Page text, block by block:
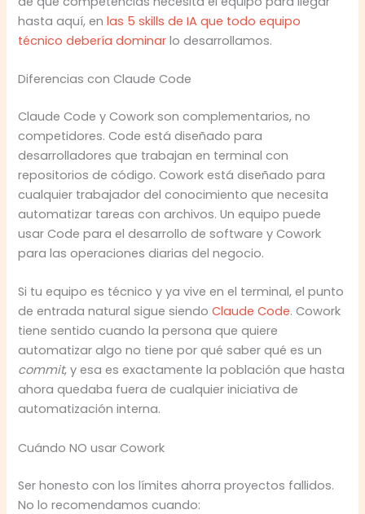
hasta aquí, enlas 5 skills de IA que todo equipo
técnico debería dominar lo desarrollamos.
Diferencias con Claude Code
Claude Code y Cowork son complementarios, no
competidores. Code está diseñado para
desarrolladores que trabajan en terminal con
repositorios de código. Cowork está diseñado para
cualquier trabajador del conocimiento que necesita
automatizar tareas con archivos. Un equipo puede
usar Code para el desarrollo de software y Cowork
para las operaciones diarias del negocio.
Si tu equipo es técnico y ya vive en el terminal, el punto
de entrada natural sigue siendoClaude Code. Cowork
tiene sentido cuando la persona que quiere
automatizar algo no tiene por qué saber qué es un
commit, y esa es exactamente la población que hasta
ahora quedaba fuera de cualquier iniciativa de
automatización interna.
Cuándo NO usar Cowork
Ser honesto con los límites ahorra proyectos fallidos.
No lo recomendamos cuando: